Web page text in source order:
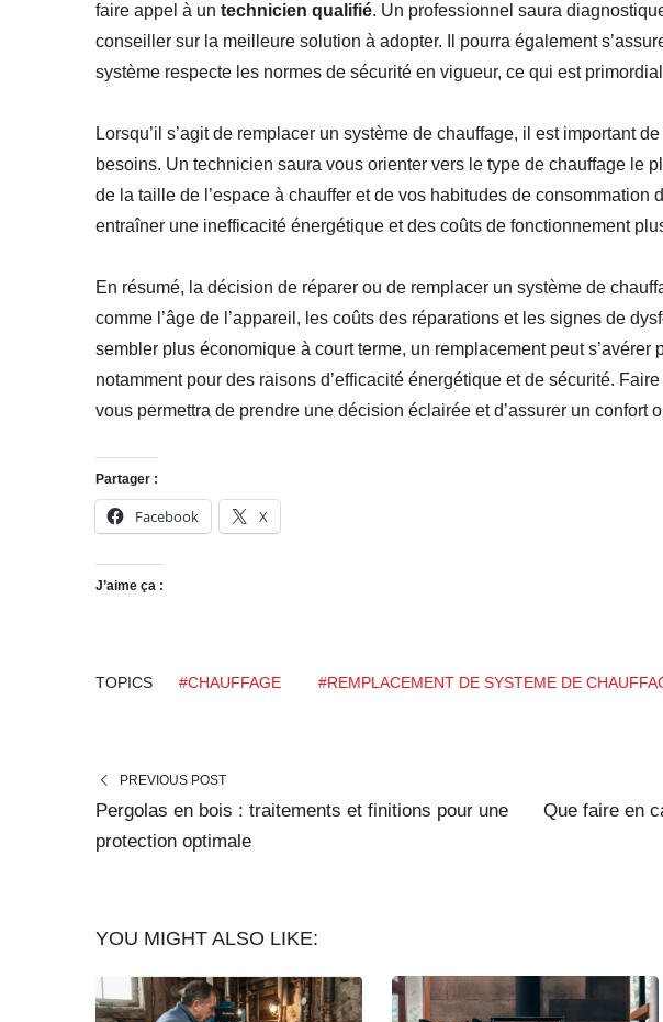
faire appel à un technicien qualifié. Un professionnel saura
conseiller sur la meilleure solution à adopter. Il pourra également
système respecte les normes de sécurité en vigueur, ce qui est
Lorsqu’il s’agit de remplacer un système de chauffage, il est important
besoins. Un technicien saura vous orienter vers le type de chauffage le
de la taille de l’espace à chauffer et de vos habitudes de consommation
entraîner une inefficacité énergétique et des coûts de fonctionnement
En résumé, la décision de réparer ou de remplacer un système de
comme l’âge de l’appareil, les coûts des réparations et les signes de
sembler plus économique à court terme, un remplacement peut s’avérer
notamment pour des raisons d’efficacité énergétique et de sécurité.
vous permettra de prendre une décision éclairée et d’assurer un confort
Partager :
Facebook X
J’aime ça :
TOPICS #CHAUFFAGE #REMPLACEMENT DE SYSTEME DE
PREVIOUS POST
Pergolas en bois : traitements et finitions pour une
protection optimale
Que faire en
YOU MIGHT ALSO LIKE: